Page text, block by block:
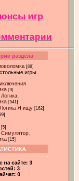
игр
раздела
[88]
игры
[3]
[541]
Я ищу [162]
[5]
[15]
на сайте: 3
3
0